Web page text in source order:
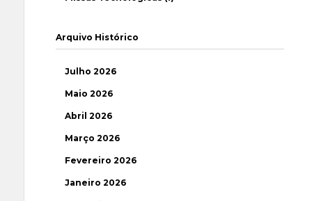
Arquivo Histórico
Julho 2026
Maio 2026
Abril 2026
Março 2026
Fevereiro 2026
Janeiro 2026